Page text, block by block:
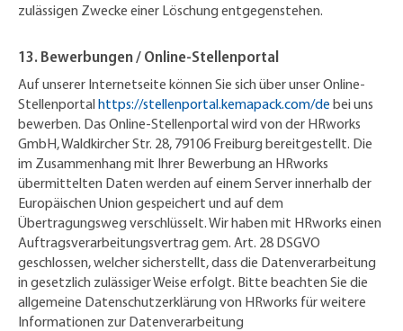
zulässigen Zwecke einer Löschung entgegenstehen.
13. Bewerbungen / Online-Stellenportal
Auf unserer Internetseite können Sie sich über unser Online-
Stellenportal https://stellenportal.kemapack.com/de bei uns
bewerben. Das Online-Stellenportal wird von der HRworks
GmbH, Waldkircher Str. 28, 79106 Freiburg bereitgestellt. Die
im Zusammenhang mit Ihrer Bewerbung an HRworks
übermittelten Daten werden auf einem Server innerhalb der
Europäischen Union gespeichert und auf dem
Übertragungsweg verschlüsselt. Wir haben mit HRworks einen
Auftragsverarbeitungsvertrag gem. Art. 28 DSGVO
geschlossen, welcher sicherstellt, dass die Datenverarbeitung
in gesetzlich zulässiger Weise erfolgt. Bitte beachten Sie die
allgemeine Datenschutzerklärung von HRworks für weitere
Informationen zur Datenverarbeitung